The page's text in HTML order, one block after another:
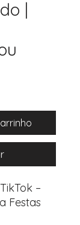
|
–
Festas